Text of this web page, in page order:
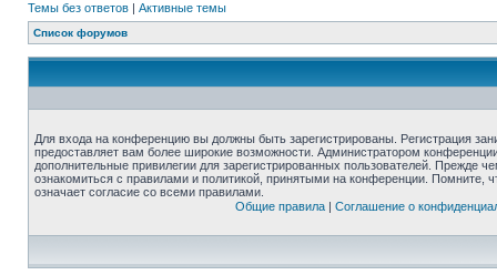
Темы без ответов | Активные темы
Список форумов
Для входа на конференцию вы должны быть зарегистрированы. Регистрация
предоставляет вам более широкие возможности. Администратором
дополнительные привилегии для зарегистрированных пользователей. Прежде
ознакомиться с правилами и политикой, принятыми на конференции. Помните,
означает согласие со всеми правилами.
Общие правила| Соглашение о